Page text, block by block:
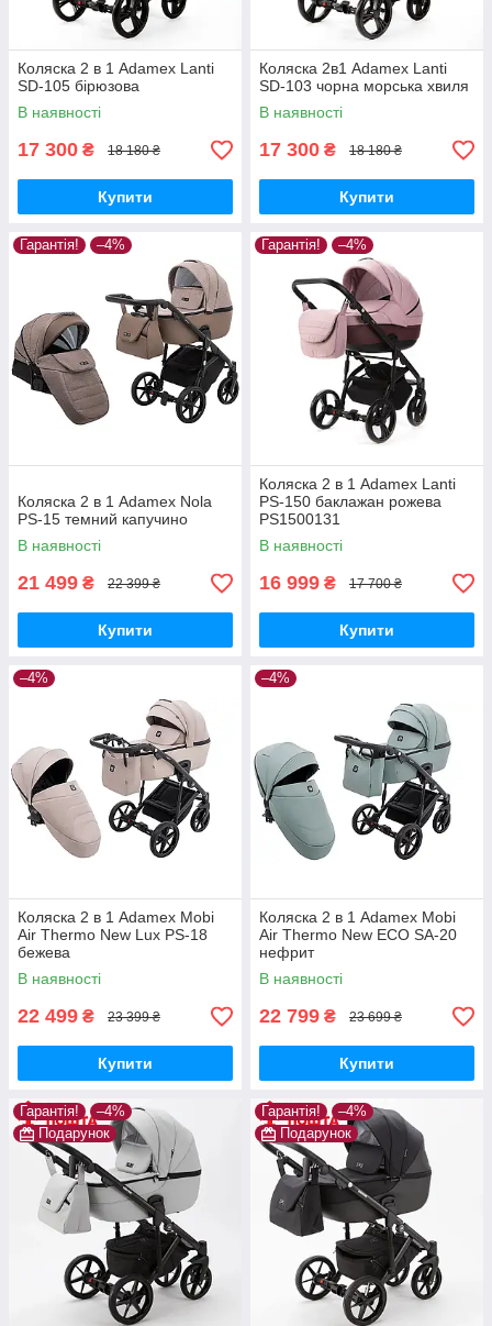
Коляска 2 в 1 Adamex Lanti
SD-105 бірюзова
В наявності
17 300 ₴ 18 180 ₴
Купити
Коляска 2в1 Adamex Lanti
SD-103 чорна морська хвиля
В наявності
17 300 ₴ 18 180 ₴
Купити
Гарантія! –4%
Коляска 2 в 1 Adamex Nola
PS-15 темний капучино
В наявності
21 499 ₴ 22 399 ₴
Купити
Гарантія! –4%
Коляска 2 в 1 Adamex Lanti
PS-150 баклажан рожева
PS1500131
В наявності
16 999 ₴ 17 700 ₴
Купити
–4%
Коляска 2 в 1 Adamex Mobi
Air Thermo New Lux PS-18
бежева
В наявності
22 499 ₴ 23 399 ₴
Купити
–4%
Коляска 2 в 1 Adamex Mobi
Air Thermo New ECO SA-20
нефрит
В наявності
22 799 ₴ 23 699 ₴
Купити
Гарантія!
–4%
Подарунок
Гарантія!
–4%
Подарунок